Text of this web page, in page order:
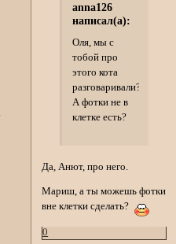
anna126
написал(а):
Оля, мы с
тобой про
этого кота
разговаривали?
А фотки не в
клетке есть?
Да, Анют, про него.
Мариш, а ты можешь фотки
вне клетки сделать?
0